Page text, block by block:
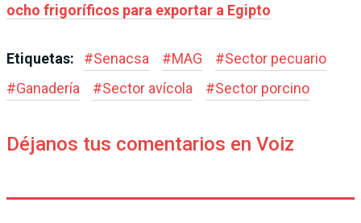
ocho frigoríficos para exportar a Egipto
Etiquetas: #Senacsa #MAG #Sector pecuario
#Ganadería #Sector avícola #Sector porcino
Déjanos tus comentarios en Voiz